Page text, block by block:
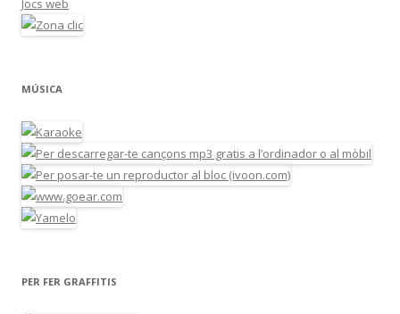
MÚSICA
PER FER GRAFFITIS